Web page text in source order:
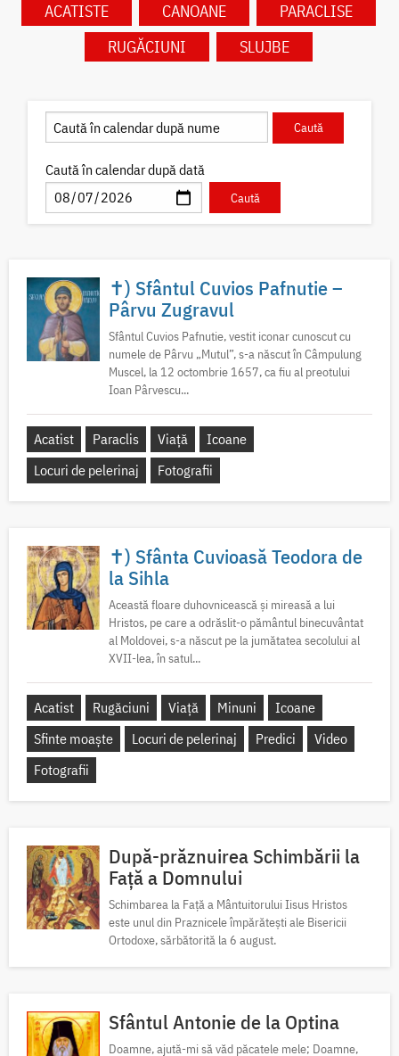
ACATISTE CANOANE
PARACLISE
RUGĂCIUNI
SLUJBE
Caută în calendar după dată
✝) Sfântul Cuvios Pafnutie –
Pârvu Zugravul
Sfântul Cuvios Pafnutie, vestit iconar cunoscut cu
numele de Pârvu „Mutul”, s-a născut în Câmpulung
Muscel, la 12 octombrie 1657, ca fiu al preotului
Ioan Pârvescu...
Acatist Paraclis Viață
Icoane
Locuri de pelerinaj
Fotografii
✝) Sfânta Cuvioasă Teodora de
la Sihla
Această floare duhovnicească și mireasă a lui
Hristos, pe care a odrăslit-o pământul binecuvântat
al Moldovei, s-a născut pe la jumătatea secolului al
XVII-lea, în satul...
Acatist Rugăciuni Viață Minuni
Icoane
Sfinte moaște
Locuri de pelerinaj Predici
Video
Fotografii
După-prăznuirea Schimbării la
Față a Domnului
Schimbarea la Față a Mântuitorului Iisus Hristos
este unul din Praznicele împărătești ale Bisericii
Ortodoxe, sărbătorită la 6 august.
Sfântul Antonie de la Optina
Doamne, ajută-mi să văd păcatele mele; Doamne,